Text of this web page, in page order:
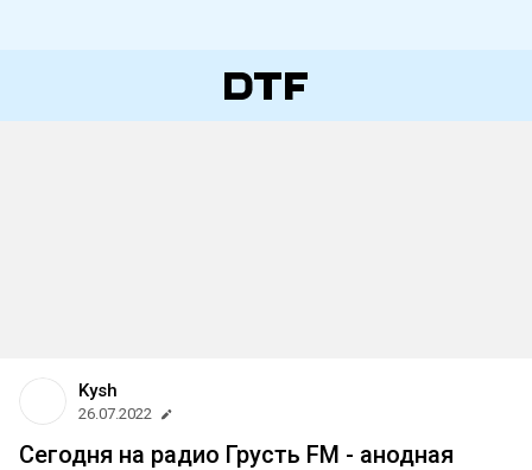
Kysh
26.07.2022
Сегодня на радио Грусть FM - анодная